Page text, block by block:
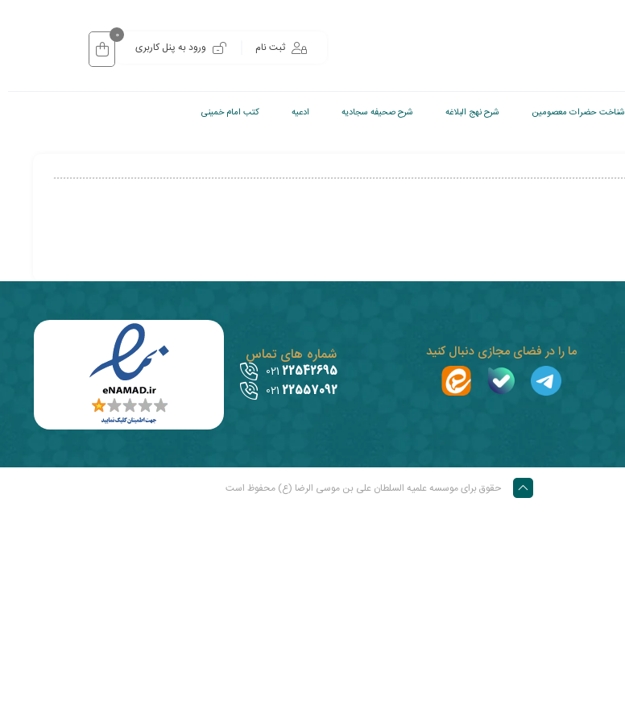
ثبت نام ورود به پنل کاربری
0
شناخت حضرات معصومین شرح نهج البلاغه شرح صحیفه سجادیه ادعیه کتب امام خمینی
شماره های تماس
22542695
021
22557092
021
ما را در فضای مجازی دنبال کنید
حقوق برای موسسه علمیه السلطان علی بن موسی الرضا (ع) محفوظ است